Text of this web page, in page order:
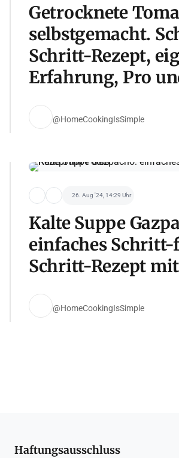
Getrocknete
selbstgemacht.
Schritt-Rezept,
Erfahrung, Pro
@HomeCookingIsSimple
26. Aug '24, 14:29 Uhr
Kalte Suppe
einfaches
Schritt-Rezept
@HomeCookingIsSimple
Haftungsausschluss